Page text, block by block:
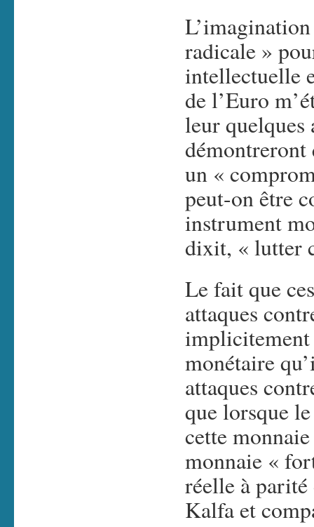
radicale »
intellectuelle
de l’Euro
leur quelques
démontreront
un «
peut-on être
instrument
dixit, « lutter
Le fait que
attaques
monétaire
attaques
que lorsque
cette
monnaie «
réelle à
Kalfa et